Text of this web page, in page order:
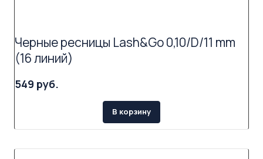
Черные ресницы Lash&Go 0,10/D/11 mm
(16 линий)
549 руб.
В корзину